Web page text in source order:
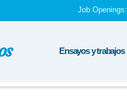
Job Openings:
Ensayos y trabajos